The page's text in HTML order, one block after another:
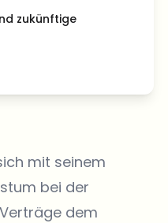
zukünftige
mit seinem
bei der
dem